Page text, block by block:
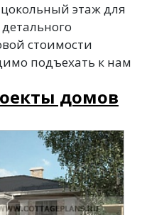
этаж для
стоимости
подъехать к нам
домов